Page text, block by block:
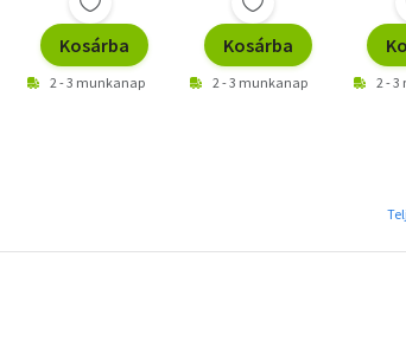
Kosárba
2 - 3 munkanap
Kosárba
2 - 3 munkanap 2 -